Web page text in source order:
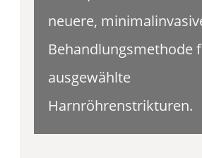
neuere,
Behandlungsmethode
ausgewählte
Harnröhrenstrikturen.